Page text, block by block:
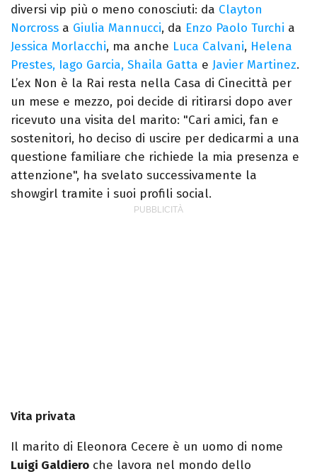
diversi vip più o meno conosciuti: da Clayton
Norcross a Giulia Mannucci, da Enzo Paolo Turchi a
Jessica Morlacchi, ma anche Luca Calvani, Helena
Prestes, Iago Garcia, Shaila Gatta e Javier Martinez.
L’ex Non è la Rai resta nella Casa di Cinecittà per
un mese e mezzo, poi decide di ritirarsi dopo aver
ricevuto una visita del marito: "Cari amici, fan e
sostenitori, ho deciso di uscire per dedicarmi a una
questione familiare che richiede la mia presenza e
attenzione", ha svelato successivamente la
showgirl tramite i suoi profili social.
Vita privata
Il marito di Eleonora Cecere è un uomo di nome
Luigi Galdiero che lavora nel mondo dello